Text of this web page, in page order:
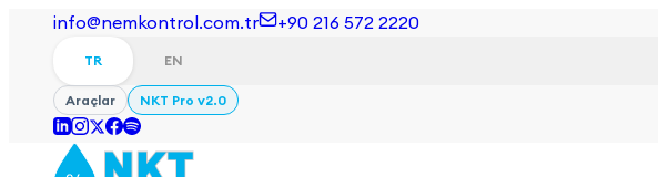
info@nemkontrol.com.tr +90 216 572 2220
TR EN
Araçlar NKT Pro v2.0